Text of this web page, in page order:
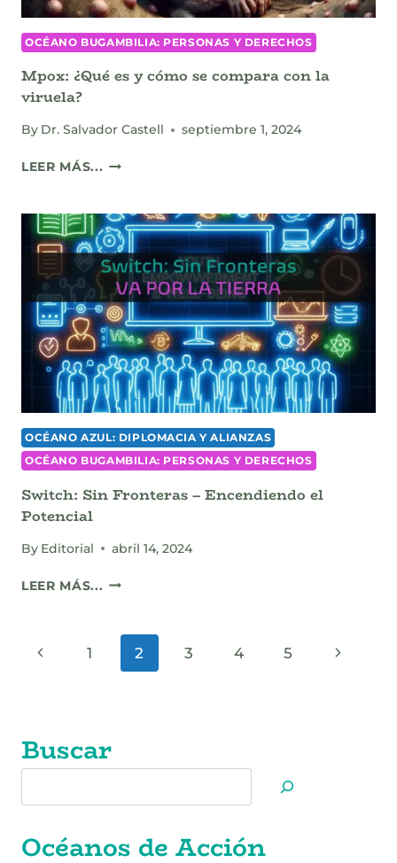
OCÉANO BUGAMBILIA: PERSONAS Y DERECHOS
Mpox: ¿Qué es y cómo se compara con la
viruela?
By Dr. Salvador Castell septiembre 1, 2024
LEER MÁS... MPOX:
Y
CÓMO
SE
COMPARA
CON
LA
VIRUELA?
OCÉANO AZUL: DIPLOMACIA Y ALIANZAS
OCÉANO BUGAMBILIA: PERSONAS Y DERECHOS
Switch: Sin Fronteras – Encendiendo el
Potencial
By Editorial abril 14, 2024
LEER MÁS... SWITCH:
ENCENDIENDO
Page
Previous
1 2 3 4 5
Next
Buscar
Océanos de Acción